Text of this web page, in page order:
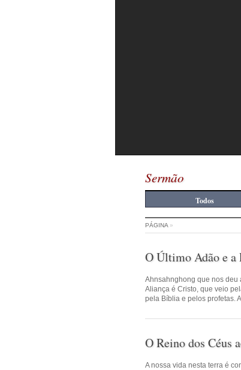
Sermão
Todos
PÁGINA »
O Último Adão e a
Ahnsahnghong que nos deu
Aliança é Cristo, que veio
pela Bíblia e pelos profetas.
O Reino dos Céus
A nossa vida nesta terra é